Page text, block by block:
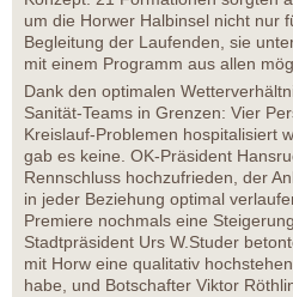
um die Horwer Halbinsel nicht nur
Begleitung der Laufenden, sie
mit einem Programm aus allen
Dank den optimalen
Sanität-Teams in Grenzen: Vier
Kreislauf-Problemen hospitalisiert
gab es keine. OK-Präsident
Rennschluss hochzufrieden, der
in jeder Beziehung optimal
Premiere nochmals eine
Stadtpräsident Urs W.Studer
mit Horw eine qualitativ
habe, und Botschafter Viktor